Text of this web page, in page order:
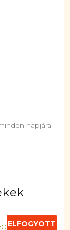
napjára
ELFOGYOTT